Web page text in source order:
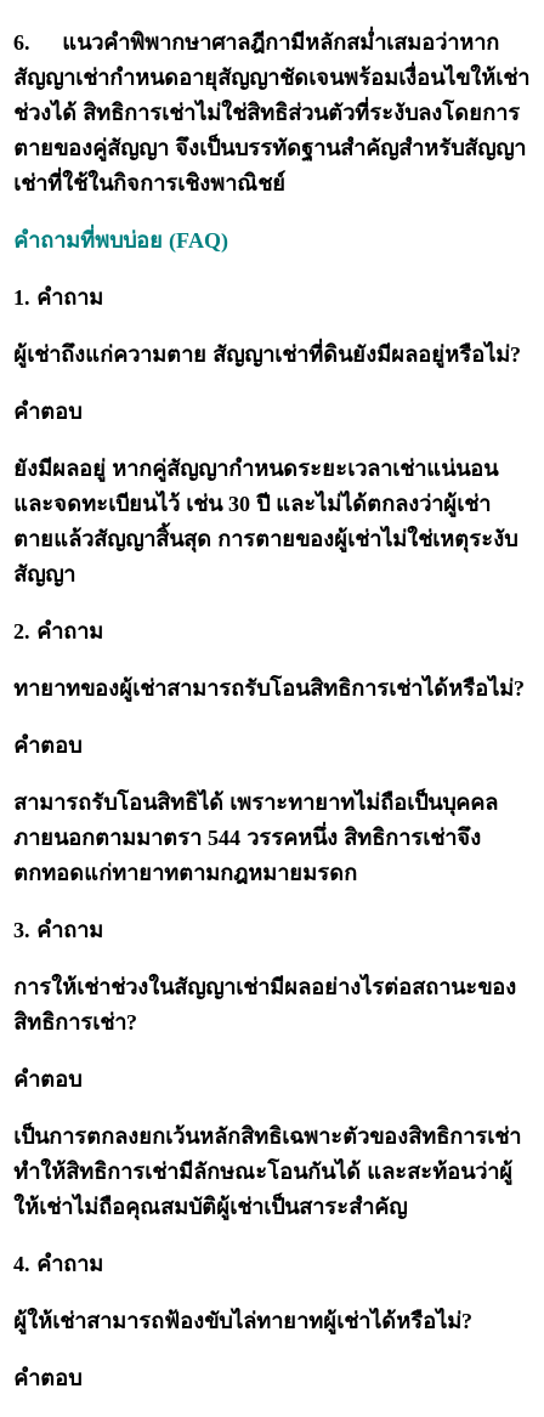
6.
แนวคำพิพากษาศาลฎีกามีหลักสม่ำเสมอว่าหาก
สัญญาเช่ากำหนดอายุสัญญาชัดเจนพร้อมเงื่อนไขให้เช่า
ช่วงได้ สิทธิการเช่าไม่ใช่สิทธิส่วนตัวที่ระงับลงโดยการ
ตายของคู่สัญญา จึงเป็นบรรทัดฐานสำคัญสำหรับสัญญา
เช่าที่ใช้ในกิจการเชิงพาณิชย์
คำถามที่พบบ่อย (FAQ)
1. คำถาม
ผู้เช่าถึงแก่ความตาย สัญญาเช่าที่ดินยังมีผลอยู่หรือไม่?
คำตอบ
ยังมีผลอยู่ หากคู่สัญญากำหนดระยะเวลาเช่าแน่นอน
และจดทะเบียนไว้ เช่น 30 ปี และไม่ได้ตกลงว่าผู้เช่า
ตายแล้วสัญญาสิ้นสุด การตายของผู้เช่าไม่ใช่เหตุระงับ
สัญญา
2. คำถาม
ทายาทของผู้เช่าสามารถรับโอนสิทธิการเช่าได้หรือไม่?
คำตอบ
สามารถรับโอนสิทธิได้ เพราะทายาทไม่ถือเป็นบุคคล
ภายนอกตามมาตรา 544 วรรคหนึ่ง สิทธิการเช่าจึง
ตกทอดแก่ทายาทตามกฎหมายมรดก
3. คำถาม
การให้เช่าช่วงในสัญญาเช่ามีผลอย่างไรต่อสถานะของ
สิทธิการเช่า?
คำตอบ
เป็นการตกลงยกเว้นหลักสิทธิเฉพาะตัวของสิทธิการเช่า
ทำให้สิทธิการเช่ามีลักษณะโอนกันได้ และสะท้อนว่าผู้
ให้เช่าไม่ถือคุณสมบัติผู้เช่าเป็นสาระสำคัญ
4. คำถาม
ผู้ให้เช่าสามารถฟ้องขับไล่ทายาทผู้เช่าได้หรือไม่?
คำตอบ